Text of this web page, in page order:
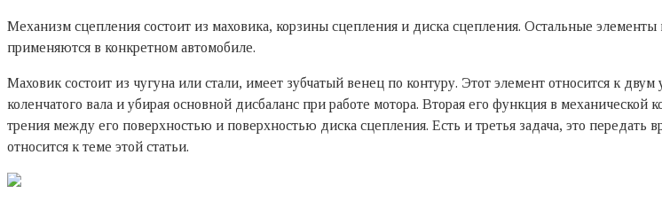
Механизм сцепления состоит из маховика, корзины сцепления и диска сцепления. Остальные
применяются в конкретном автомобиле.
Маховик состоит из чугуна или стали, имеет зубчатый венец по контуру. Этот элемент относится к
коленчатого вала и убирая основной дисбаланс при работе мотора. Вторая его функция в
трения между его поверхностью и поверхностью диска сцепления. Есть и третья задача, это передать
относится к теме этой статьи.